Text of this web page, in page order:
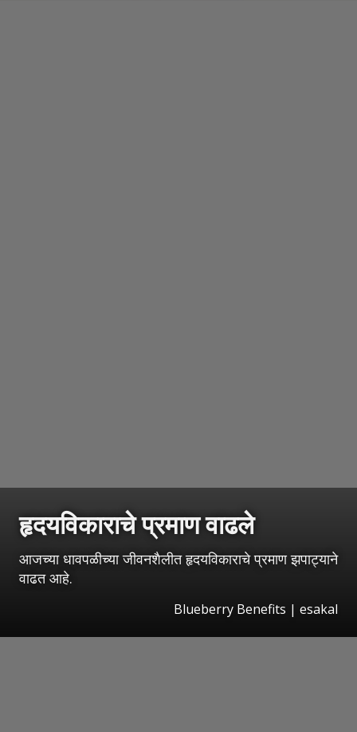
हृदयविकाराचे प्रमाण वाढले
आजच्या धावपळीच्या जीवनशैलीत हृदयविकाराचे प्रमाण झपाट्याने
वाढत आहे.
Blueberry Benefits | esakal